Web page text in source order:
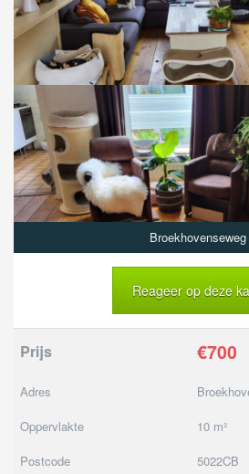
Broekhovenseweg
Reageer op deze
Prijs €700
Adres
Oppervlakte
10 m²
Postcode
5022CB